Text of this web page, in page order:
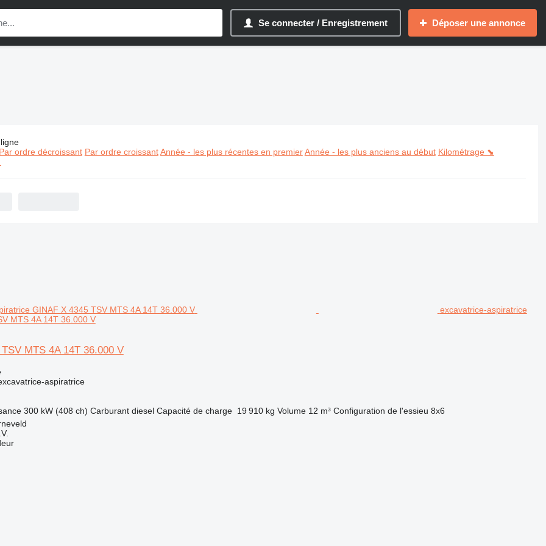
Se connecter / Enregistrement Déposer une annonce
Matériel de TP GINAF
Par ordre décroissant Par ordre croissant Année - les plus récentes en premier Année - les plus anciens au début Kilométrage ⬊
excavatrice-aspiratrice
MTS 4A 14T 36.000 V
MTS 4A 14T 36.000 V
aspiratrice
300 kW (408 ch) Carburant diesel Capacité de charge 19 910 kg Volume 12 m³ Configuration de l'essieu 8x6